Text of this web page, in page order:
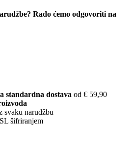
Rado ćemo odgovoriti na
standardna dostava od € 59,90
svaku narudžbu
šifriranjem